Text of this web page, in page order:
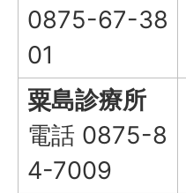
0875-67-38
01
粟島診療所
電話 0875-8
4-7009